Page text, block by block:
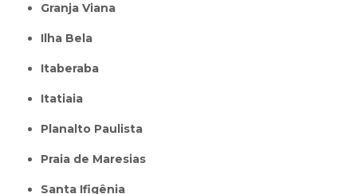
Granja Viana
Ilha Bela
Itaberaba
itatiaia
Planalto Paulista
Praia de Maresias
Santa Ifigênia